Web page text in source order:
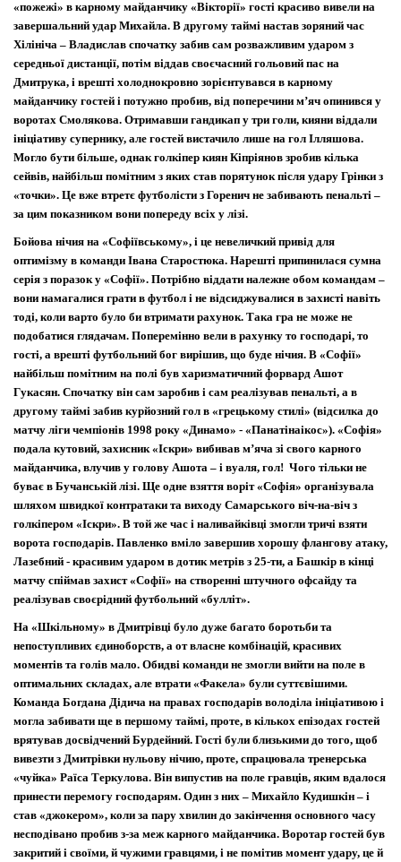
«пожежі» в карному майданчику «Вікторії» гості красиво вивели на
завершальний удар Михайла. В другому таймі настав зоряний час
Хілініча – Владислав спочатку забив сам розважливим ударом з
середньої дистанції, потім віддав своєчасний гольовий пас на
Дмитрука, і врешті холоднокровно зорієнтувався в карному
майданчику гостей і потужно пробив, від поперечини м’яч опинився у
воротах Смолякова. Отримавши гандикап у три голи, кияни віддали
ініціативу супернику, але гостей вистачило лише на гол Ілляшова.
Могло бути більше, однак голкіпер киян Кіпріянов зробив кілька
сейвів, найбільш помітним з яких став порятунок після удару Грінки з
«точки». Це вже втретє футболісти з Горенич не забивають пенальті –
за цим показником вони попереду всіх у лізі.
Бойова нічия на «Софіївському», і це невеличкий привід для
оптимізму в команди Івана Старостюка. Нарешті припинилася сумна
серія з поразок у «Софії». Потрібно віддати належне обом командам –
вони намагалися грати в футбол і не відсиджувалися в захисті навіть
тоді, коли варто було би втримати рахунок. Така гра не може не
подобатися глядачам. Поперемінно вели в рахунку то господарі, то
гості, а врешті футбольний бог вирішив, що буде нічия. В «Софії»
найбільш помітним на полі був харизматичний форвард Ашот
Гукасян. Спочатку він сам заробив і сам реалізував пенальті, а в
другому таймі забив курйозний гол в «грецькому стилі» (відсилка до
матчу ліги чемпіонів 1998 року «Динамо» - «Панатінаікос»). «Софія»
подала кутовий, захисник «Іскри» вибивав м’яча зі свого карного
майданчика, влучив у голову Ашота – і вуаля, гол! Чого тільки не
буває в Бучанській лізі. Ще одне взяття воріт «Софія» організувала
шляхом швидкої контратаки та виходу Самарського віч-на-віч з
голкіпером «Іскри». В той же час і наливайківці змогли тричі взяти
ворота господарів. Павленко вміло завершив хорошу флангову атаку,
Лазебний - красивим ударом в дотик метрів з 25-ти, а Башкір в кінці
матчу спіймав захист «Софії» на створенні штучного офсайду та
реалізував своєрідний футбольний «булліт».
На «Шкільному» в Дмитрівці було дуже багато боротьби та
непоступливих єдиноборств, а от власне комбінацій, красивих
моментів та голів мало. Обидві команди не змогли вийти на поле в
оптимальних складах, але втрати «Факела» були суттєвішими.
Команда Богдана Дідича на правах господарів володіла ініціативою і
могла забивати ще в першому таймі, проте, в кількох епізодах гостей
врятував досвідчений Бурдейний. Гості були близькими до того, щоб
вивезти з Дмитрівки нульову нічию, проте, спрацювала тренерська
«чуйка» Раїса Теркулова. Він випустив на поле гравців, яким вдалося
принести перемогу господарям. Один з них – Михайло Кудишкін – і
став «джокером», коли за пару хвилин до закінчення основного часу
несподівано пробив з-за меж карного майданчика. Воротар гостей був
закритий і своїми, й чужими гравцями, і не помітив момент удару, це й